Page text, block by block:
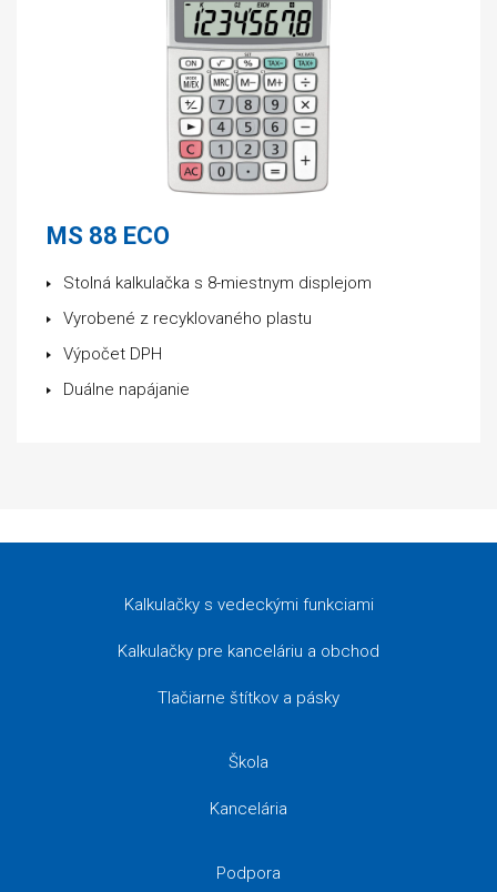
MS 88 ECO
Stolná kalkulačka s 8-miestnym displejom
Vyrobené z recyklovaného plastu
Výpočet DPH
Duálne napájanie
Kalkulačky s vedeckými funkciami
Kalkulačky pre kanceláriu a obchod
Tlačiarne štítkov a pásky
Škola
Kancelária
Podpora